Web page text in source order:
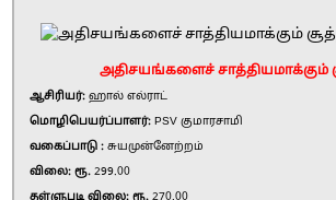
அதிசயங்களைச் சாத்தியமாக்கும்
ஆசிரியர்: ஹால் எல்ராட்
மொழிபெயர்ப்பாளர்: PSV குமாரசாமி
வகைப்பாடு : சுயமுன்னேற்றம்
விலை: ரூ. 299.00